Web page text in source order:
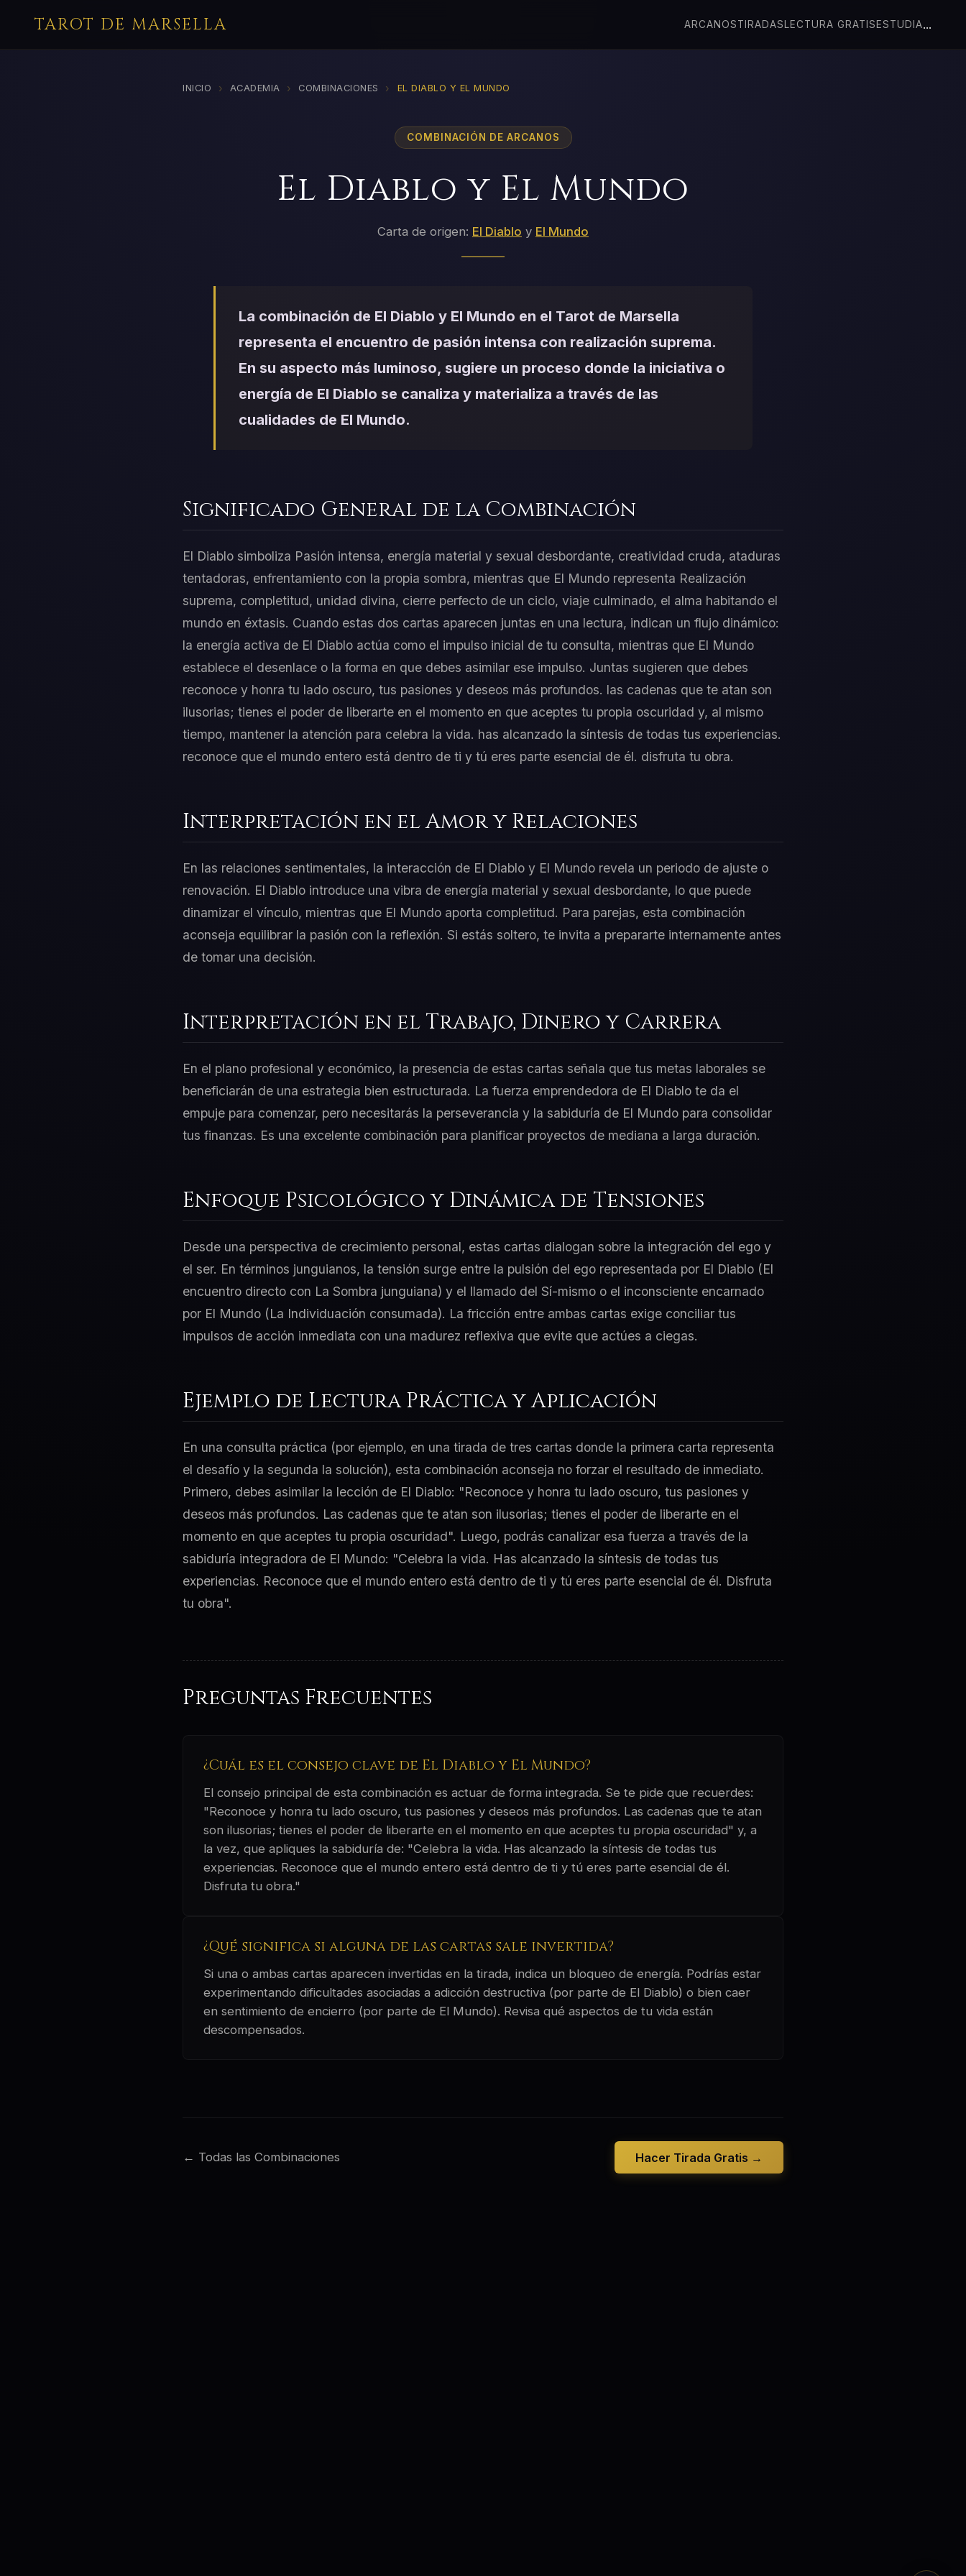
TAROT DE MARSELLA ARCANOSTIRADAS LECTURA GRATIS ESTUDIA...
INICIO › ACADEMIA › COMBINACIONES › EL DIABLO Y EL MUNDO
COMBINACIÓN DE ARCANOS
El Diablo y El Mundo
Carta de origen: El Diablo y El Mundo
La combinación de El Diablo y El Mundo en el Tarot de Marsella
representa el encuentro de pasión intensa con realización suprema.
En su aspecto más luminoso, sugiere un proceso donde la iniciativa o
energía de El Diablo se canaliza y materializa a través de las
cualidades de El Mundo.
Significado General de la Combinación
El Diablo simboliza Pasión intensa, energía material y sexual desbordante, creatividad cruda, ataduras
tentadoras, enfrentamiento con la propia sombra, mientras que El Mundo representa Realización
suprema, completitud, unidad divina, cierre perfecto de un ciclo, viaje culminado, el alma habitando el
mundo en éxtasis. Cuando estas dos cartas aparecen juntas en una lectura, indican un flujo dinámico:
la energía activa de El Diablo actúa como el impulso inicial de tu consulta, mientras que El Mundo
establece el desenlace o la forma en que debes asimilar ese impulso. Juntas sugieren que debes
reconoce y honra tu lado oscuro, tus pasiones y deseos más profundos. las cadenas que te atan son
ilusorias; tienes el poder de liberarte en el momento en que aceptes tu propia oscuridad y, al mismo
tiempo, mantener la atención para celebra la vida. has alcanzado la síntesis de todas tus experiencias.
reconoce que el mundo entero está dentro de ti y tú eres parte esencial de él. disfruta tu obra.
Interpretación en el Amor y Relaciones
En las relaciones sentimentales, la interacción de El Diablo y El Mundo revela un periodo de ajuste o
renovación. El Diablo introduce una vibra de energía material y sexual desbordante, lo que puede
dinamizar el vínculo, mientras que El Mundo aporta completitud. Para parejas, esta combinación
aconseja equilibrar la pasión con la reflexión. Si estás soltero, te invita a prepararte internamente antes
de tomar una decisión.
Interpretación en el Trabajo, Dinero y Carrera
En el plano profesional y económico, la presencia de estas cartas señala que tus metas laborales se
beneficiarán de una estrategia bien estructurada. La fuerza emprendedora de El Diablo te da el
empuje para comenzar, pero necesitarás la perseverancia y la sabiduría de El Mundo para consolidar
tus finanzas. Es una excelente combinación para planificar proyectos de mediana a larga duración.
Enfoque Psicológico y Dinámica de Tensiones
Desde una perspectiva de crecimiento personal, estas cartas dialogan sobre la integración del ego y
el ser. En términos junguianos, la tensión surge entre la pulsión del ego representada por El Diablo (El
encuentro directo con La Sombra junguiana) y el llamado del Sí-mismo o el inconsciente encarnado
por El Mundo (La Individuación consumada). La fricción entre ambas cartas exige conciliar tus
impulsos de acción inmediata con una madurez reflexiva que evite que actúes a ciegas.
Ejemplo de Lectura Práctica y Aplicación
En una consulta práctica (por ejemplo, en una tirada de tres cartas donde la primera carta representa
el desafío y la segunda la solución), esta combinación aconseja no forzar el resultado de inmediato.
Primero, debes asimilar la lección de El Diablo: "Reconoce y honra tu lado oscuro, tus pasiones y
deseos más profundos. Las cadenas que te atan son ilusorias; tienes el poder de liberarte en el
momento en que aceptes tu propia oscuridad". Luego, podrás canalizar esa fuerza a través de la
sabiduría integradora de El Mundo: "Celebra la vida. Has alcanzado la síntesis de todas tus
experiencias. Reconoce que el mundo entero está dentro de ti y tú eres parte esencial de él. Disfruta
tu obra".
Preguntas Frecuentes
¿Cuál es el consejo clave de El Diablo y El Mundo?
El consejo principal de esta combinación es actuar de forma integrada. Se te pide que recuerdes:
"Reconoce y honra tu lado oscuro, tus pasiones y deseos más profundos. Las cadenas que te atan
son ilusorias; tienes el poder de liberarte en el momento en que aceptes tu propia oscuridad" y, a
la vez, que apliques la sabiduría de: "Celebra la vida. Has alcanzado la síntesis de todas tus
experiencias. Reconoce que el mundo entero está dentro de ti y tú eres parte esencial de él.
Disfruta tu obra."
¿Qué significa si alguna de las cartas sale invertida?
Si una o ambas cartas aparecen invertidas en la tirada, indica un bloqueo de energía. Podrías estar
experimentando dificultades asociadas a adicción destructiva (por parte de El Diablo) o bien caer
en sentimiento de encierro (por parte de El Mundo). Revisa qué aspectos de tu vida están
descompensados.
← Todas las Combinaciones Hacer Tirada Gratis →